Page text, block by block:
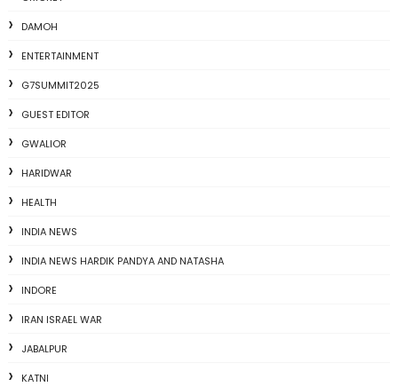
DAMOH
ENTERTAINMENT
G7SUMMIT2025
GUEST EDITOR
GWALIOR
HARIDWAR
HEALTH
INDIA NEWS
INDIA NEWS HARDIK PANDYA AND NATASHA
INDORE
IRAN ISRAEL WAR
JABALPUR
KATNI